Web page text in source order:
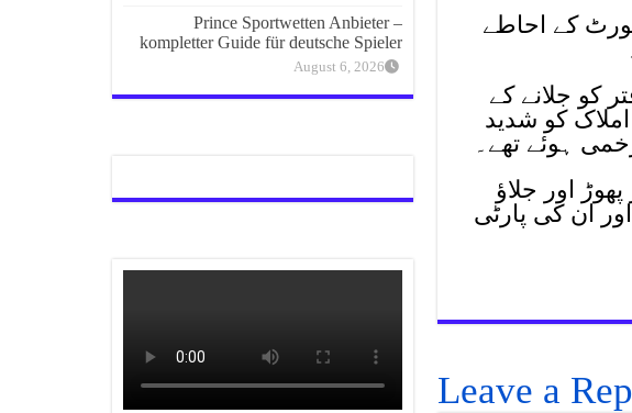
کورٹ کے احاطے
(ن) کے دفتر کو جلانے کے
کو شدید
اور جلاؤ
خان اور ان کی پارٹی
Leave a
Prince Sportwetten Anbieter –
kompletter Guide für deutsche Spieler
August 6, 2026